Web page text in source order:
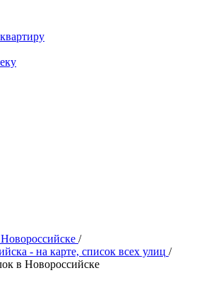
/
- на карте, список всех улиц /
в Новороссийске